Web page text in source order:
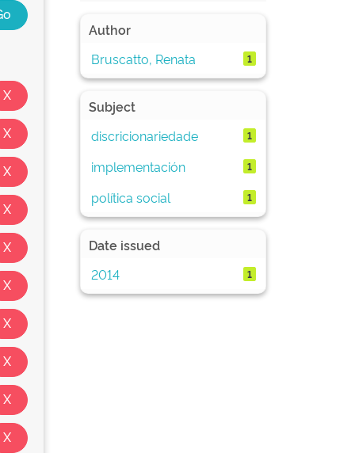
Author
Bruscatto, Renata
1
Subject
discricionariedade
1
implementación 1
política social 1
Date issued
2014
1